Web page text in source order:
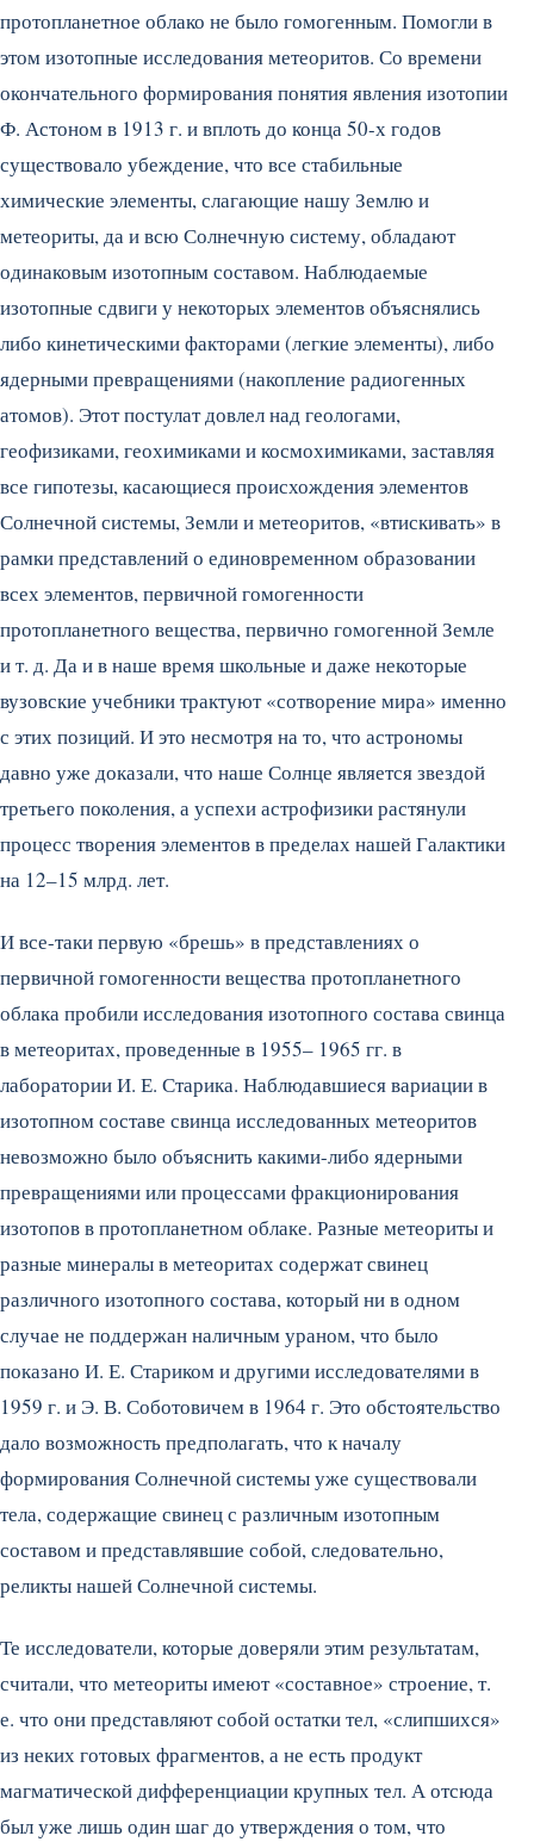
протопланетное облако не было гомогенным. Помогли в
этом изотопные исследования метеоритов. Со времени
окончательного формирования понятия явления изотопии
Ф. Астоном в 1913 г. и вплоть до конца 50-х годов
существовало убеждение, что все стабильные
химические элементы, слагающие нашу Землю и
метеориты, да и всю Солнечную систему, обладают
одинаковым изотопным составом. Наблюдаемые
изотопные сдвиги у некоторых элементов объяснялись
либо кинетическими факторами (легкие элементы), либо
ядерными превращениями (накопление радиогенных
атомов). Этот постулат довлел над геологами,
геофизиками, геохимиками и космохимиками, заставляя
все гипотезы, касающиеся происхождения элементов
Солнечной системы, Земли и метеоритов, «втискивать» в
рамки представлений о единовременном образовании
всех элементов, первичной гомогенности
протопланетного вещества, первично гомогенной Земле
и т. д. Да и в наше время школьные и даже некоторые
вузовские учебники трактуют «сотворение мира» именно
с этих позиций. И это несмотря на то, что астрономы
давно уже доказали, что наше Солнце является звездой
третьего поколения, а успехи астрофизики растянули
процесс творения элементов в пределах нашей Галактики
на 12–15 млрд. лет.
И все-таки первую «брешь» в представлениях о
первичной гомогенности вещества протопланетного
облака пробили исследования изотопного состава свинца
в метеоритах, проведенные в 1955– 1965 гг. в
лаборатории И. Е. Старика. Наблюдавшиеся вариации в
изотопном составе свинца исследованных метеоритов
невозможно было объяснить какими-либо ядерными
превращениями или процессами фракционирования
изотопов в протопланетном облаке. Разные метеориты и
разные минералы в метеоритах содержат свинец
различного изотопного состава, который ни в одном
случае не поддержан наличным ураном, что было
показано И. Е. Стариком и другими исследователями в
1959 г. и Э. В. Соботовичем в 1964 г. Это обстоятельство
дало возможность предполагать, что к началу
формирования Солнечной системы уже существовали
тела, содержащие свинец с различным изотопным
составом и представлявшие собой, следовательно,
реликты нашей Солнечной системы.
Те исследователи, которые доверяли этим результатам,
считали, что метеориты имеют «составное» строение, т.
е. что они представляют собой остатки тел, «слипшихся»
из неких готовых фрагментов, а не есть продукт
магматической дифференциации крупных тел. А отсюда
был уже лишь один шаг до утверждения о том, что